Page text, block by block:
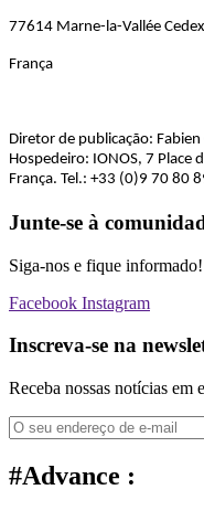
77614 Marne-la-Vallée
França
Diretor de publicação: Fabien
Hospedeiro: IONOS, 7 Place
França. Tel.: +33 (0)9 70 80
Junte-se à
Siga-nos e fique informado!
Facebook Instagram
Inscreva-se na
Receba nossas notícias em
#Advance :